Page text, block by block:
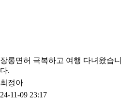
장롱면허 극복하고 여행 다녀왔습니
다.
최정아
24-11-09 23:17